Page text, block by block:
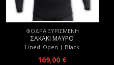
ΦΟΔΡΑ ΞΥΡΙΣΜΕΝΗ
ΣΑΚΑΚΙ ΜΑΥΡΟ
Lined_Open_J_Black
169,00 €